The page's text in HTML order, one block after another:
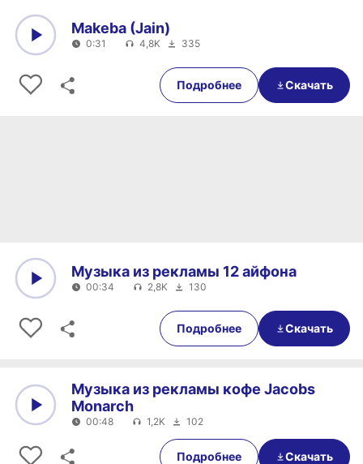
0:31
Makeba (Jain)
0:31 4,8K 335
Подробнее Скачать
00:34
Музыка из рекламы 12 айфона
00:34 2,8K 130
Подробнее Скачать
00:48
Музыка из рекламы кофе Jacobs
Monarch
00:48 1,2K 102
Подробнее Скачать